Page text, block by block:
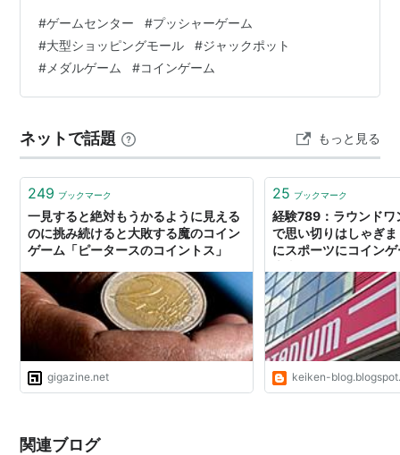
し、そのまま真っ直ぐ家に帰るのがなんだかもったいな
くて、仕事帰りに少し離れた大型ショッピングモールへ
寄り道をすることにした。帰宅ラッシュの渋滞に巻き込
まれたので、裏道でスーッと。平日の夜ということもあ
なくて静か。車も、店内入り口の目の前に停められた。
のん…
#ゲームセンター #プッシャーゲーム
#大型ショッピングモール #ジャックポット
# メダルゲーム #コインゲーム
ネットで話題 もっと見る
249 ブックマーク
一見すると絶対もうかるように見える
のに挑み続けると大敗する魔のコイン
ゲーム「ピータースのコイントス」
gigazine.net
25 ブックマーク
経験789：ラウンドワ
で思い切りはしゃぎ
にスポーツにコイン
keiken-
関連ブログ